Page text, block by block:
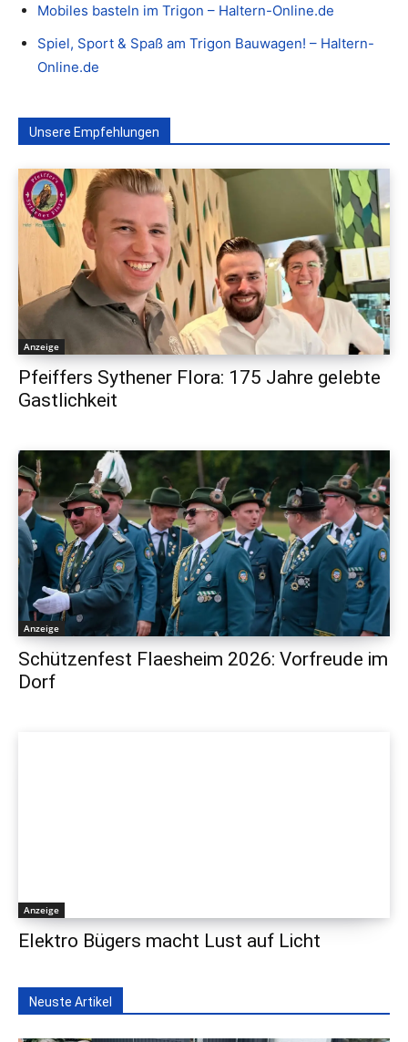
Mobiles basteln im Trigon – Haltern-Online.de
Spiel, Sport & Spaß am Trigon Bauwagen! – Haltern-
Online.de
Unsere Empfehlungen
Anzeige
Pfeiffers Sythener Flora: 175 Jahre gelebte
Gastlichkeit
Anzeige
Schützenfest Flaesheim 2026: Vorfreude im
Dorf
Anzeige
Elektro Bügers macht Lust auf Licht
Neuste Artikel